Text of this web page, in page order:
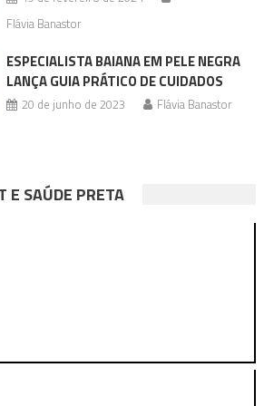
Flávia Banastor
ESPECIALISTA BAIANA EM PELE NEGRA
LANÇA GUIA PRÁTICO DE CUIDADOS
20 de junho de 2023 Flávia Banastor
E SAÚDE PRETA